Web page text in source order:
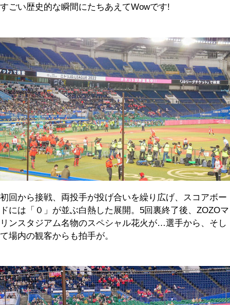
すごい歴史的な瞬間にたちあえてWowです!
初回から接戦、両投手が投げ合いを繰り広げ、スコアボー
ドには「０」が並ぶ白熱した展開。5回裏終了後、ZOZOマ
リンスタジアム名物のスペシャル花火が…選手から、そし
て場内の観客からも拍手が。